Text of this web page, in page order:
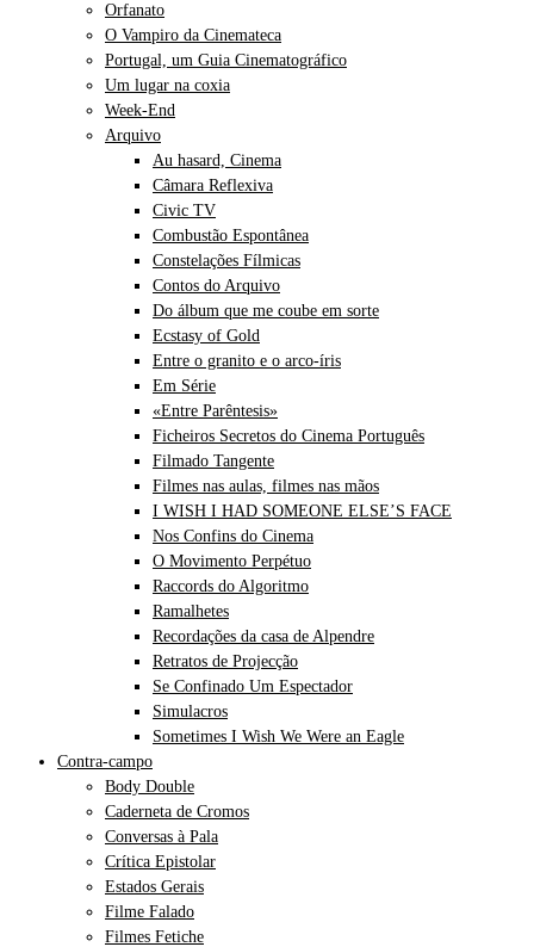
Orfanato
O Vampiro da Cinemateca
Portugal, um Guia Cinematográfico
Um lugar na coxia
Week-End
Arquivo
Au hasard, Cinema
Câmara Reflexiva
Civic TV
Combustão Espontânea
Constelações Fílmicas
Contos do Arquivo
Do álbum que me coube em sorte
Ecstasy of Gold
Entre o granito e o arco-íris
Em Série
«Entre Parêntesis»
Ficheiros Secretos do Cinema Português
Filmado Tangente
Filmes nas aulas, filmes nas mãos
I WISH I HAD SOMEONE ELSE’S FACE
Nos Confins do Cinema
O Movimento Perpétuo
Raccords do Algoritmo
Ramalhetes
Recordações da casa de Alpendre
Retratos de Projecção
Se Confinado Um Espectador
Simulacros
Sometimes I Wish We Were an Eagle
Contra-campo
Body Double
Caderneta de Cromos
Conversas à Pala
Crítica Epistolar
Estados Gerais
Filme Falado
Filmes Fetiche